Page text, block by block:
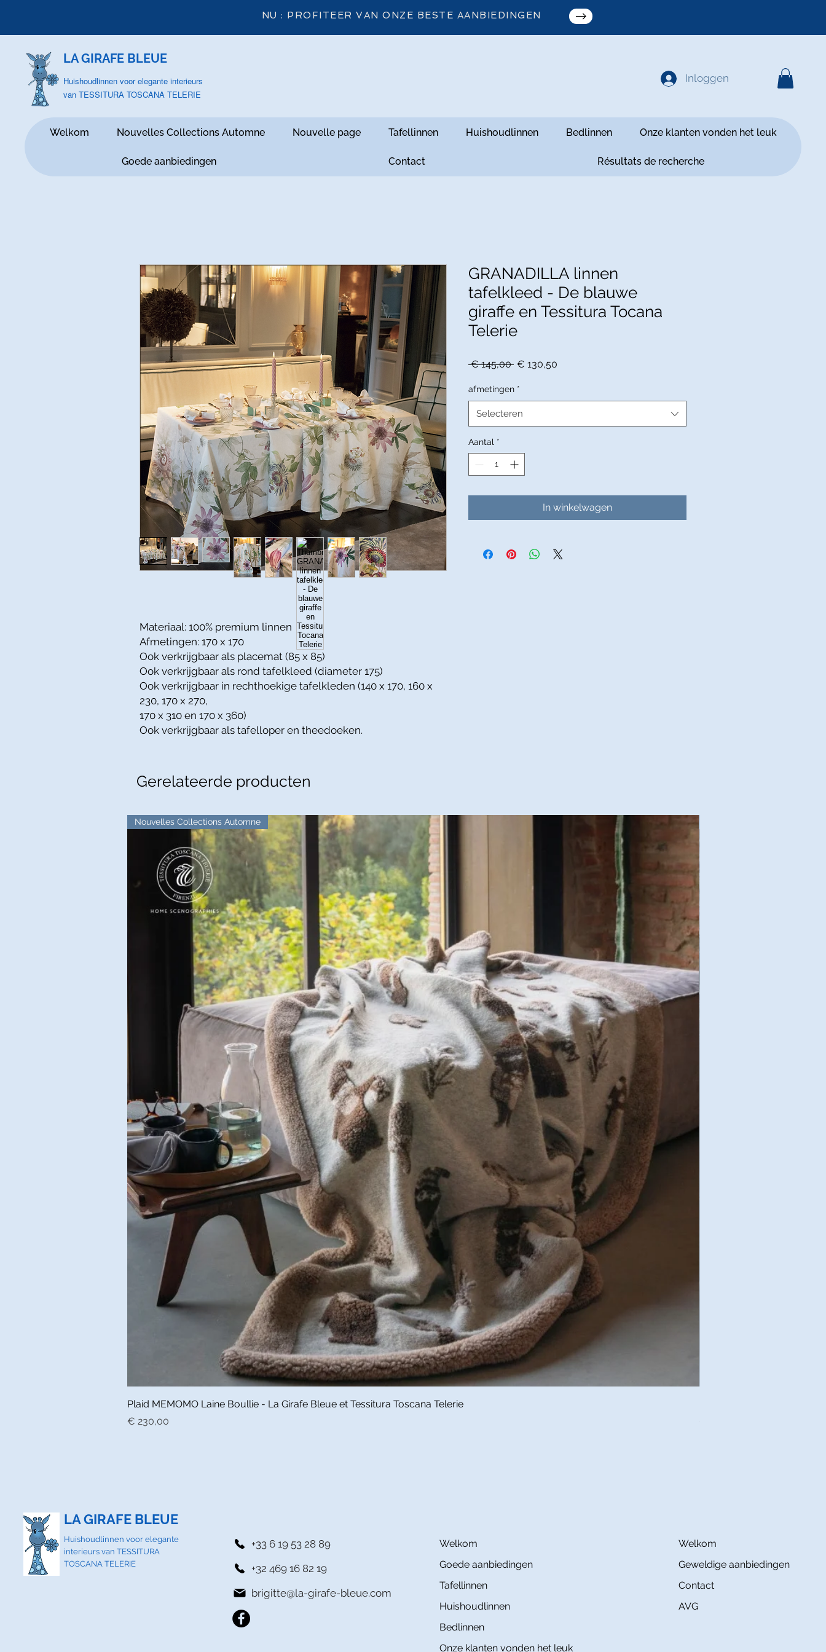
NU : PROFITEER VAN ONZE BESTE AANBIEDINGEN
LA GIRAFE BLEUE
Huishoudlinnen voor elegante interieurs
van TESSITURA TOSCANA TELERIE
Inloggen
Welkom Nouvelles Collections Automne Nouvelle page Tafellinnen Huishoudlinnen Bedlinnen Onze klanten vonden het leuk
Goede aanbiedingen Contact Résultats de recherche
Materiaal: 100% premium linnen
Afmetingen: 170 x 170
Ook verkrijgbaar als placemat (85 x 85)
Ook verkrijgbaar als rond tafelkleed (diameter 175)
Ook verkrijgbaar in rechthoekige tafelkleden (140 x 170, 160 x
230, 170 x 270,
170 x 310 en 170 x 360)
Ook verkrijgbaar als tafelloper en theedoeken.
GRANADILLA linnen
tafelkleed - De blauwe
giraffe en Tessitura Tocana
Telerie
€ 145,00 Normale
€ 130,50
afmetingen *
Selecteren
Aantal *
In winkelwagen
Gerelateerde producten
Snel overzicht
Nouvelles Collections Automne
Plaid MEMOMO Laine Boullie - La Girafe Bleue et Tessitura Toscana Telerie
Prijs
€ 230,00
Prijs
€ 230,00
LA GIRAFE BLEUE
Huishoudlinnen voor elegante
interieurs van TESSITURA
TOSCANA TELERIE
+33 6 19 53 28 89
+32 469 16 82 19
brigitte@la-girafe-bleue.com
Welkom
Goede aanbiedingen
Tafellinnen
Huishoudlinnen
Bedlinnen
Onze klanten vonden het leuk
Welkom
Geweldige aanbiedingen
Contact
AVG